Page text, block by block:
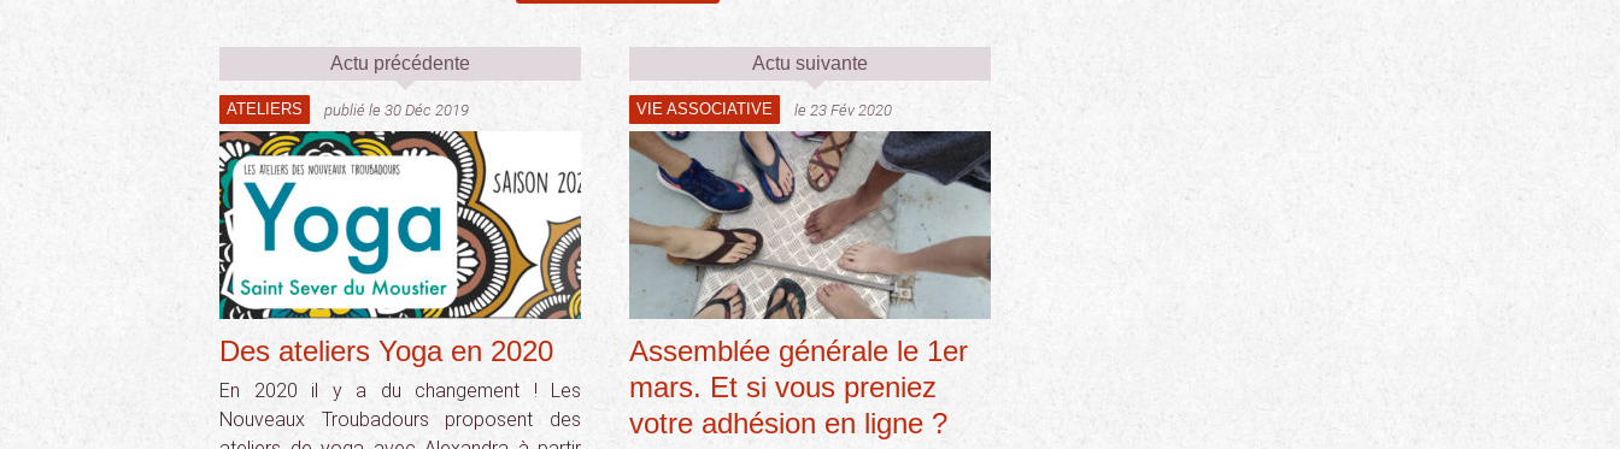
Actu précédente
ATELIERS publié le 30 Déc 2019
Des ateliers Yoga en 2020
En 2020 il y a du changement ! Les
Nouveaux Troubadours proposent des
Actu suivante
VIE ASSOCIATIVE le 23 Fév 2020
Assemblée générale le 1er
mars. Et si vous preniez
votre adhésion en ligne ?